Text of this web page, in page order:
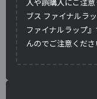
入や誤購入にご注
ブス ファイナルラ
ファイナルラップ
んのでご注意くださ